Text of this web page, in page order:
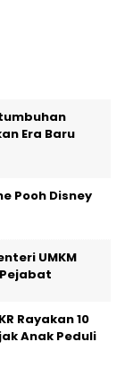
Era Baru
Pooh Disney
UMKM
Rayakan 10
Anak Peduli